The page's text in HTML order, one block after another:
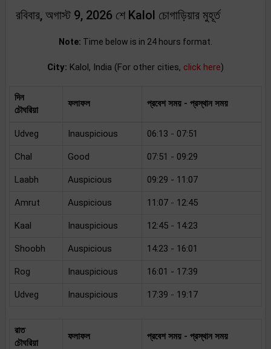
রবিবার, অগাস্ট 9, 2026 শে Kalol চোগাড়িয়ার মুহূর্ত
Note: Time below is in 24 hours format.
City: Kalol, India (For other cities, click here)
দিন
চৌঘরিয়া
ফলাফল প্রবেশ সময় - প্রস্থান সময়
Udveg Inauspicious 06:13 - 07:51
Chal Good 07:51 - 09:29
Laabh Auspicious 09:29 - 11:07
Amrut Auspicious 11:07 - 12:45
Kaal Inauspicious 12:45 - 14:23
Shoobh Auspicious 14:23 - 16:01
Rog Inauspicious 16:01 - 17:39
Udveg Inauspicious 17:39 - 19:17
রাত
চৌঘরিয়া
ফলাফল প্রবেশ সময় - প্রস্থান সময়